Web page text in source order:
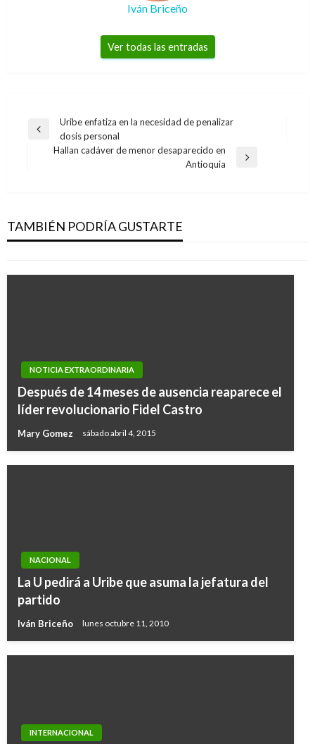
Iván Briceño
Ver todas las entradas
Navegación
Entrada
anterior
Uribe enfatiza en la necesidad de penalizar
dosis personal
Hallan cadáver de menor desaparecido en
Antioquia
TAMBIÉN PODRÍA GUSTARTE
AstraZeneca para mayores de 65 años
Ariel Cabrera miércoles febrero 10, 2021
NOTICIA EXTRAORDINARIA
Después de 14 meses de ausencia reaparece el
líder revolucionario Fidel Castro
Mary Gomez sábado abril 4, 2015
NACIONAL
La U pedirá a Uribe que asuma la jefatura del
partido
Iván Briceño lunes octubre 11, 2010
INTERNACIONAL